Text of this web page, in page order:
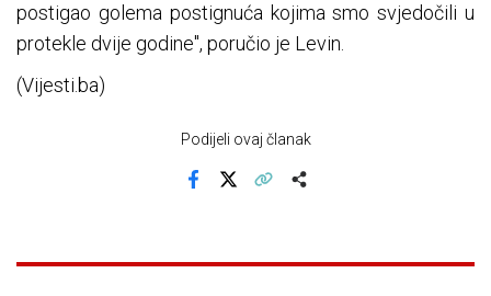
postigao golema postignuća kojima smo svjedočili u
protekle dvije godine", poručio je Levin.
(Vijesti.ba)
Podijeli ovaj članak